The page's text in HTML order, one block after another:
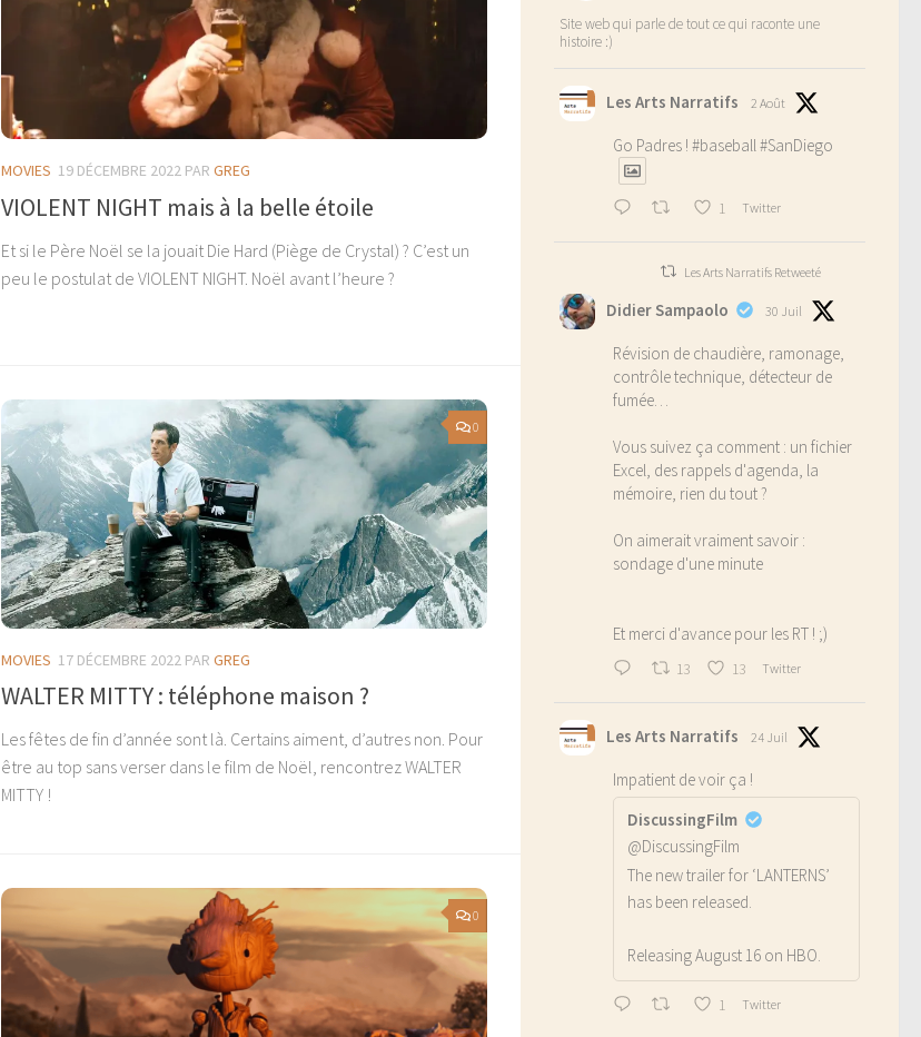
MOVIES 19 DÉCEMBRE 2022 PAR GREG
VIOLENT NIGHT mais à la belle étoile
Et si le Père Noël se la jouait Die Hard (Piège de Crystal) ? C’est un
peu le postulat de VIOLENT NIGHT. Noël avant l’heure ?
0
MOVIES 17 DÉCEMBRE 2022 PAR GREG
WALTER MITTY : téléphone maison ?
Les fêtes de fin d’année sont là. Certains aiment, d’autres non. Pour
être au top sans verser dans le film de Noël, rencontrez WALTER
MITTY !
0
Site web qui parle de tout ce qui raconte une
histoire :)
Les Arts Narratifs 2 Août
Go Padres ! #baseball#SanDiego
1 Twitter
Les Arts Narratifs Retweeté
Didier Sampaolo 30 Juil
Révision de chaudière, ramonage,
contrôle technique, détecteur de
fumée…
Vous suivez ça comment : un fichier
Excel, des rappels d'agenda, la
mémoire, rien du tout ?
On aimerait vraiment savoir :
sondage d'une minute
Et merci d'avance pour les RT ! ;)
13 13 Twitter
Les Arts Narratifs 24 Juil
Impatient de voir ça !
DiscussingFilm
@DiscussingFilm
The new trailer for ‘LANTERNS’
has been released.
Releasing August 16 on HBO.
1 Twitter